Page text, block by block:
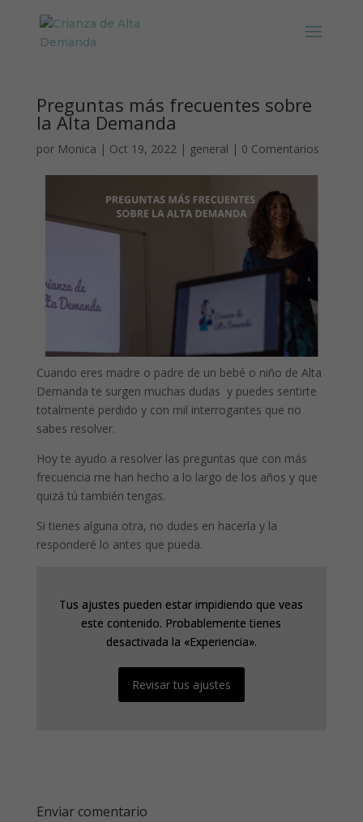
Preguntas más frecuentes sobre
la Alta Demanda
por Monica | Oct 19, 2022| general | 0 Comentarios
Cuando eres madre o padre de un bebé o niño de Alta
Demanda te surgen muchas dudas y puedes sentirte
totalmente perdido y con mil interrogantes que no
sabes resolver.
Hoy te ayudo a resolver las preguntas que con más
frecuencia me han hecho a lo largo de los años y que
quizá tú también tengas.
Si tienes alguna otra, no dudes en hacerla y la
responderé lo antes que pueda.
Tus ajustes pueden estar impidiendo que veas
este contenido. Probablemente tienes
desactivada la «Experiencia».
Revisar tus ajustes
Tus ajustes pueden estar impidiendo que veas
este contenido. Probablemente tienes
desactivada la «Experiencia».
Revisar tus ajustes
Enviar comentario